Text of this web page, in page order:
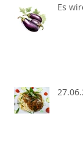
Es